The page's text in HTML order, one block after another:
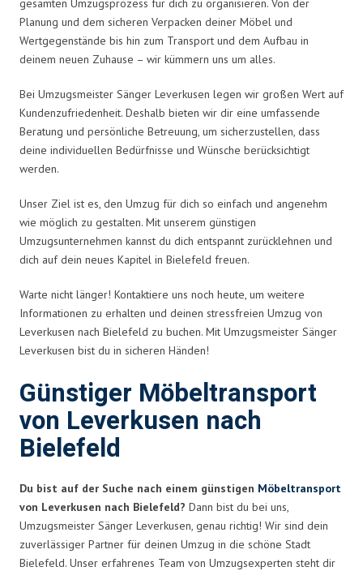
gesamten Umzugsprozess für dich zu organisieren. Von der
Planung und dem sicheren Verpacken deiner Möbel und
Wertgegenstände bis hin zum Transport und dem Aufbau in
deinem neuen Zuhause – wir kümmern uns um alles.
Bei Umzugsmeister Sänger Leverkusen legen wir großen Wert auf
Kundenzufriedenheit. Deshalb bieten wir dir eine umfassende
Beratung und persönliche Betreuung, um sicherzustellen, dass
deine individuellen Bedürfnisse und Wünsche berücksichtigt
werden.
Unser Ziel ist es, den Umzug für dich so einfach und angenehm
wie möglich zu gestalten. Mit unserem günstigen
Umzugsunternehmen kannst du dich entspannt zurücklehnen und
dich auf dein neues Kapitel in Bielefeld freuen.
Warte nicht länger! Kontaktiere uns noch heute, um weitere
Informationen zu erhalten und deinen stressfreien Umzug von
Leverkusen nach Bielefeld zu buchen. Mit Umzugsmeister Sänger
Leverkusen bist du in sicheren Händen!
Günstiger Möbeltransport
von Leverkusen nach
Bielefeld
Du bist auf der Suche nach einem günstigen Möbeltransport
von Leverkusen nach Bielefeld? Dann bist du bei uns,
Umzugsmeister Sänger Leverkusen, genau richtig! Wir sind dein
zuverlässiger Partner für deinen Umzug in die schöne Stadt
Bielefeld. Unser erfahrenes Team von Umzugsexperten steht dir